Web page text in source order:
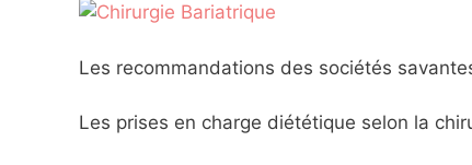
Les recommandations des sociétés
Les prises en charge diététique selon la